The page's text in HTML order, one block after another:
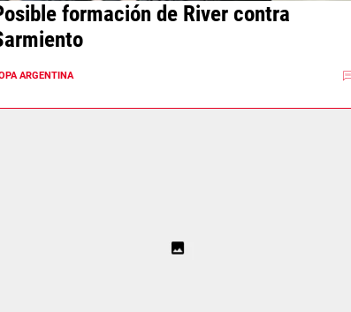
formación de River contra
ARGENTINA